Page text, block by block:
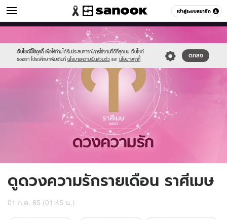
เข้าสู่ระบบสมาชิก
ดูดวง หมวดอื่นๆ
เว็บไซต์นี้ใช้คุกกี้ เพื่อให้ท่านได้รับประสบการณ์การใช้งานที่ดีที่สุดบน เว็บไซต์
ของเรา โปรดศึกษาเพิ่มเติมที่ นโยบายความเป็นส่วนตัว และ นโยบายคุกกี้
ตกลง
//s.isanook.com/sr/0/images/logo-
new-
sanook.png
//s.isanook.com/ho/0/ud/fxd/love/aries.png
ดูดวงความรักรายเดือน ราศีเมษ
01 ก.ค. 65 (01:45 น.)